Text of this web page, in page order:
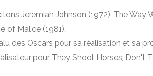
Jeremiah Johnson (1972), The Way
of Malice (1981).
des Oscars pour sa réalisation et sa
pour They Shoot Horses, Don't